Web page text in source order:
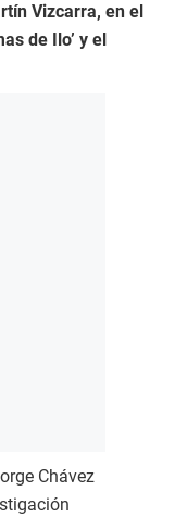
Vizcarra, en el
de Ilo’ y el
Chávez